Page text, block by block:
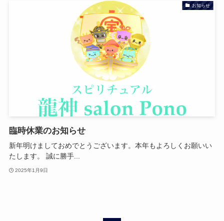
お知らせ
臨時休業のお知らせ
新年明けましておめでとうございます。本年もよろしくお願いい
たします。 誠に勝手...
2025年1月9日